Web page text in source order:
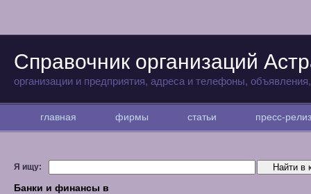
Справочник организаций
организации и предприятия, адреса и телефоны,
главная фирмы статьи пресс-
Я ищу:
Банки и финансы в